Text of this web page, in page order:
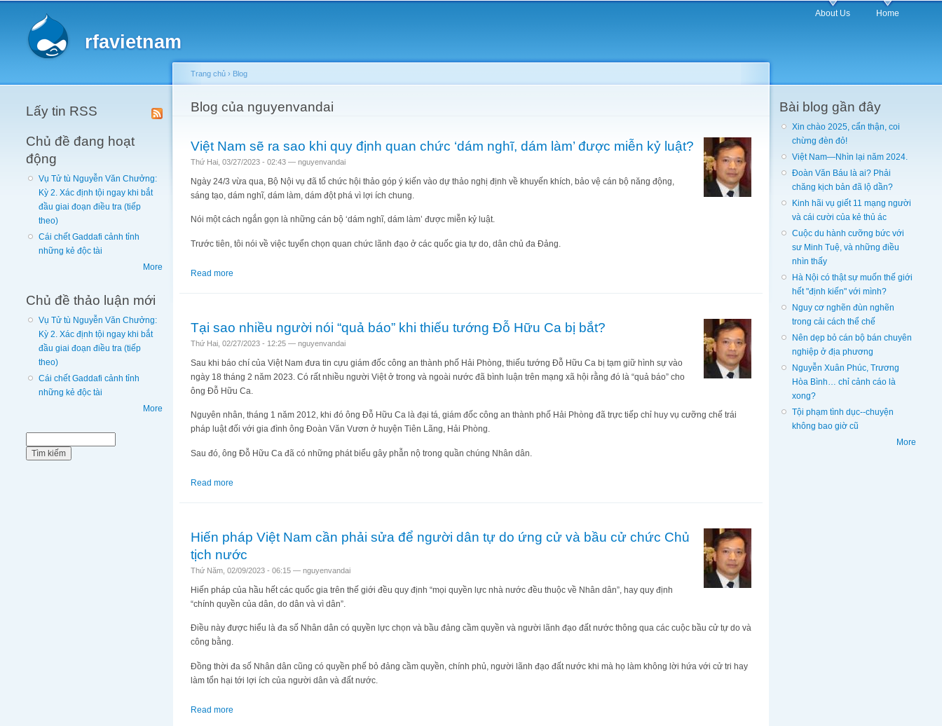
rfavietnam
About Us Home
Lấy tin RSS
Chủ đề đang hoạt
động
Vụ Tử tù Nguyễn Văn Chưởng:
Kỳ 2. Xác định tội ngay khi bắt
đầu giai đoạn điều tra (tiếp
theo)
Cái chết Gaddafi cảnh tỉnh
những kẻ độc tài
More
Chủ đề thảo luận mới
Vụ Tử tù Nguyễn Văn Chưởng:
Kỳ 2. Xác định tội ngay khi bắt
đầu giai đoạn điều tra (tiếp
theo)
Cái chết Gaddafi cảnh tỉnh
những kẻ độc tài
More
You are here
Trang chủ › Blog
Blog của nguyenvandai
Việt Nam sẽ ra sao khi quy định quan chức ‘dám nghĩ, dám làm’ được miễn kỷ luật?
Thứ Hai, 03/27/2023 - 02:43 — nguyenvandai
Ngày 24/3 vừa qua, Bộ Nội vụ đã tổ chức hội thảo góp ý kiến vào dự thảo nghị định về khuyến khích, bảo vệ cán bộ năng động,
sáng tạo, dám nghĩ, dám làm, dám đột phá vì lợi ích chung.
Nói một cách ngắn gọn là những cán bộ ‘dám nghĩ, dám làm’ được miễn kỷ luật.
Trước tiên, tôi nói về việc tuyển chọn quan chức lãnh đạo ở các quốc gia tự do, dân chủ đa Đảng.
Read more
Tại sao nhiều người nói “quả báo” khi thiếu tướng Đỗ Hữu Ca bị bắt?
Thứ Hai, 02/27/2023 - 12:25 — nguyenvandai
Sau khi báo chí của Việt Nam đưa tin cựu giám đốc công an thành phố Hải Phòng, thiếu tướng Đỗ Hữu Ca bị tạm giữ hình sự vào
ngày 18 tháng 2 năm 2023. Có rất nhiều người Việt ở trong và ngoài nước đã bình luận trên mạng xã hội rằng đó là “quả báo” cho
ông Đỗ Hữu Ca.
Nguyên nhân, tháng 1 năm 2012, khi đó ông Đỗ Hữu Ca là đại tá, giám đốc công an thành phố Hải Phòng đã trực tiếp chỉ huy vụ cưỡng chế trái
pháp luật đối với gia đình ông Đoàn Văn Vươn ở huyện Tiên Lãng, Hải Phòng.
Sau đó, ông Đỗ Hữu Ca đã có những phát biểu gây phẫn nộ trong quần chúng Nhân dân.
Read more
Hiến pháp Việt Nam cần phải sửa để người dân tự do ứng cử và bầu cử chức Chủ
tịch nước
Thứ Năm, 02/09/2023 - 06:15 — nguyenvandai
Hiến pháp của hầu hết các quốc gia trên thế giới đều quy định “mọi quyền lực nhà nước đều thuộc về Nhân dân”, hay quy định
“chính quyền của dân, do dân và vì dân”.
Điều này được hiểu là đa số Nhân dân có quyền lực chọn và bầu đảng cầm quyền và người lãnh đạo đất nước thông qua các cuộc bầu cử tự do và
công bằng.
Đồng thời đa số Nhân dân cũng có quyền phế bỏ đảng cầm quyền, chính phủ, người lãnh đạo đất nước khi mà họ làm không lời hứa với cử tri hay
làm tổn hại tới lợi ích của người dân và đất nước.
Read more
Bài blog gần đây
Xin chào 2025, cẩn thận, coi
chừng đèn đỏ!
Việt Nam—Nhìn lại năm 2024.
Đoàn Văn Báu là ai? Phải
chăng kịch bản đã lộ dần?
Kinh hãi vụ giết 11 mạng người
và cái cười của kẻ thủ ác
Cuộc du hành cưỡng bức với
sư Minh Tuệ, và những điều
nhìn thấy
Hà Nội có thật sự muốn thế giới
hết "định kiến" với mình?
Nguy cơ nghẽn đùn nghẽn
trong cải cách thể chế
Nên dẹp bỏ cán bộ bán chuyên
nghiệp ở địa phương
Nguyễn Xuân Phúc, Trương
Hòa Bình… chỉ cảnh cáo là
xong?
Tội phạm tình dục--chuyện
không bao giờ cũ
More